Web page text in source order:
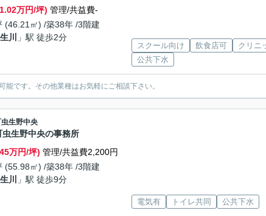
万円/坪) 管理/共益費-
(46.21㎡) /築38年 /3階建
川 」駅 徒歩2分
スクール向け 飲食店可
クリニ
公共下水
す。その他業種はお気軽にご相談下さい。
生野中央
虫生野中央の事務所
万円/坪) 管理/共益費2,200円
(55.98㎡) /築38年 /3階建
川 」駅 徒歩9分
電気有 トイレ共同 公共下水